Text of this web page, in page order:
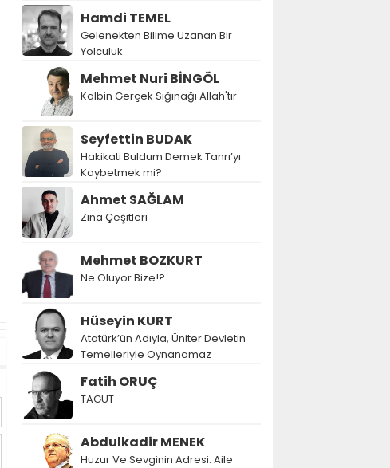
Hamdi TEMEL
Gelenekten Bilime Uzanan Bir
Yolculuk
Mehmet Nuri BİNGÖL
Kalbin Gerçek Sığınağı Allah'tır
Seyfettin BUDAK
Hakikati Buldum Demek Tanrı’yı
Kaybetmek mi?
Ahmet SAĞLAM
Zina Çeşitleri
Mehmet BOZKURT
Ne Oluyor Bize!?
Hüseyin KURT
Atatürk’ün Adıyla, Üniter Devletin
Temelleriyle Oynanamaz
Fatih ORUÇ
TAGUT
Abdulkadir MENEK
Huzur Ve Sevginin Adresi: Aile